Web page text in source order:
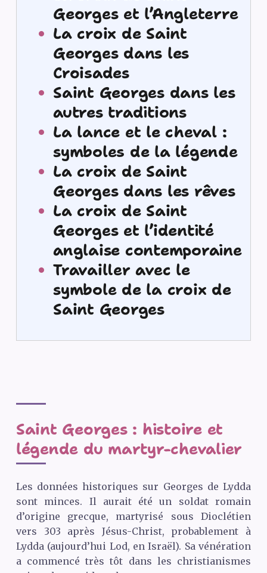
Georges et l’Angleterre
La croix de Saint
Georges dans les
Croisades
Saint Georges dans les
autres traditions
La lance et le cheval :
symboles de la légende
La croix de Saint
Georges dans les rêves
La croix de Saint
Georges et l’identité
anglaise contemporaine
Travailler avec le
symbole de la croix de
Saint Georges
Saint Georges : histoire et
légende du martyr-chevalier
Les données historiques sur Georges de Lydda
sont minces. Il aurait été un soldat romain
d’origine grecque, martyrisé sous Dioclétien
vers 303 après Jésus-Christ, probablement à
Lydda (aujourd’hui Lod, en Israël). Sa vénération
a commencé très tôt dans les christianismes